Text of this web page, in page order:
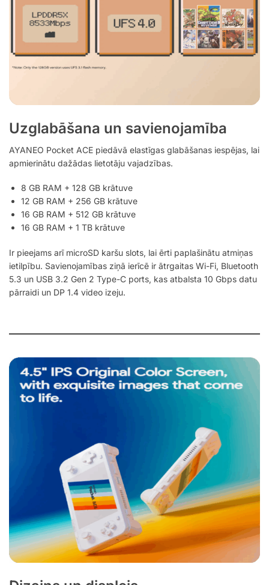
Uzglabāšana un savienojamība
AYANEO Pocket ACE piedāvā elastīgas glabāšanas iespējas, lai
apmierinātu dažādas lietotāju vajadzības.
8 GB RAM + 128 GB krātuve
12 GB RAM + 256 GB krātuve
16 GB RAM + 512 GB krātuve
16 GB RAM + 1 TB krātuve
Ir pieejams arī microSD karšu slots, lai ērti paplašinātu atmiņas
ietilpību. Savienojamības ziņā ierīcē ir ātrgaitas Wi-Fi, Bluetooth
5.3 un USB 3.2 Gen 2 Type-C ports, kas atbalsta 10 Gbps datu
pārraidi un DP 1.4 video izeju.